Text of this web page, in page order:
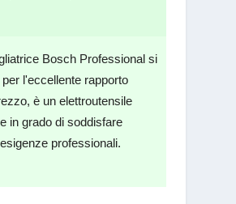
Bosch Professional si
l'eccellente rapporto
è un elettroutensile
in grado di soddisfare
professionali.